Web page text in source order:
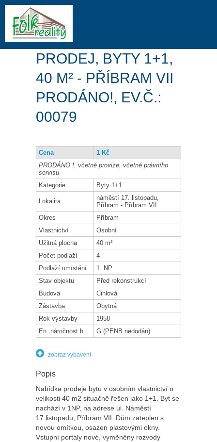
PRODEJ, BYTY 1+1,
40 M² - PŘÍBRAM VII
PRODÁNO!, EV.Č.:
00079
Cena
1 Kč
PRODÁNO !, včetně provize, včetně právního
servisu
Kategorie
Byty 1+1
Lokalita
náměstí 17. listopadu,
Příbram - Příbram VII
Okres
Příbram
Vlastnictví
Osobní
Užitná plocha
40 m²
Počet podlaží
4
Podlaží umístění
1. NP
Stav objektu
Před rekonstrukcí
Budova
Cihlová
Zástavba
Obytná
Rok výstavby
1958
En. náročnost b.
G (PENB nedodán)
zobraz vybavení
Popis
Nabídka prodeje bytu v osobním vlastnictví o
velikosti 40 m2 situačně řešen jako 1+1. Byt se
nachází v 1NP, na adrese ul. Náměstí
17.listopadu, Příbram VII. Dům zateplen s
novou omítkou, osazen plastovými okny.
Vstupní portály nové, vyměněny rozvody